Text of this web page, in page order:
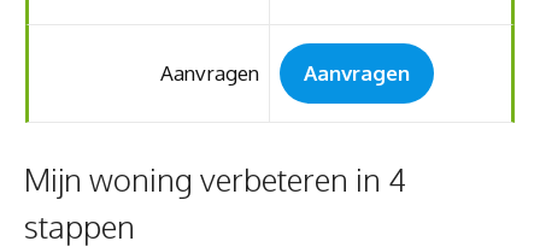
Aanvragen Aanvragen
Mijn woning verbeteren in 4
stappen